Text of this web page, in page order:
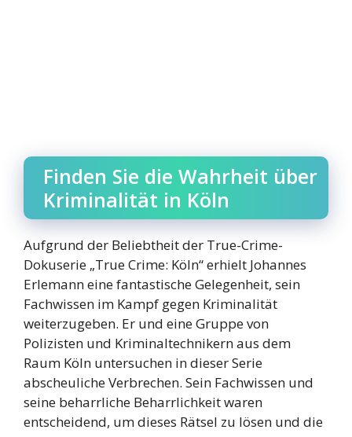
Finden Sie die Wahrheit über
Kriminalität in Köln
Aufgrund der Beliebtheit der True-Crime-
Dokuserie „True Crime: Köln“ erhielt Johannes
Erlemann eine fantastische Gelegenheit, sein
Fachwissen im Kampf gegen Kriminalität
weiterzugeben. Er und eine Gruppe von
Polizisten und Kriminaltechnikern aus dem
Raum Köln untersuchen in dieser Serie
abscheuliche Verbrechen. Sein Fachwissen und
seine beharrliche Beharrlichkeit waren
entscheidend, um dieses Rätsel zu lösen und die